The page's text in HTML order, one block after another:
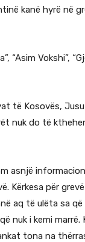
kanë hyrë në
Vokshi”,
të Kosovës,
nuk do të
asnjë
Kërkesa për
aq të ulëta sa
nuk i kemi
tona na